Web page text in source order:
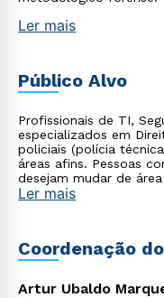
Ler mais
Público Alvo
Profissionais de TI,
especializados em
policiais (polícia
áreas afins. Pessoas
desejam mudar de
Ler mais
Coordenação
Artur Ubaldo